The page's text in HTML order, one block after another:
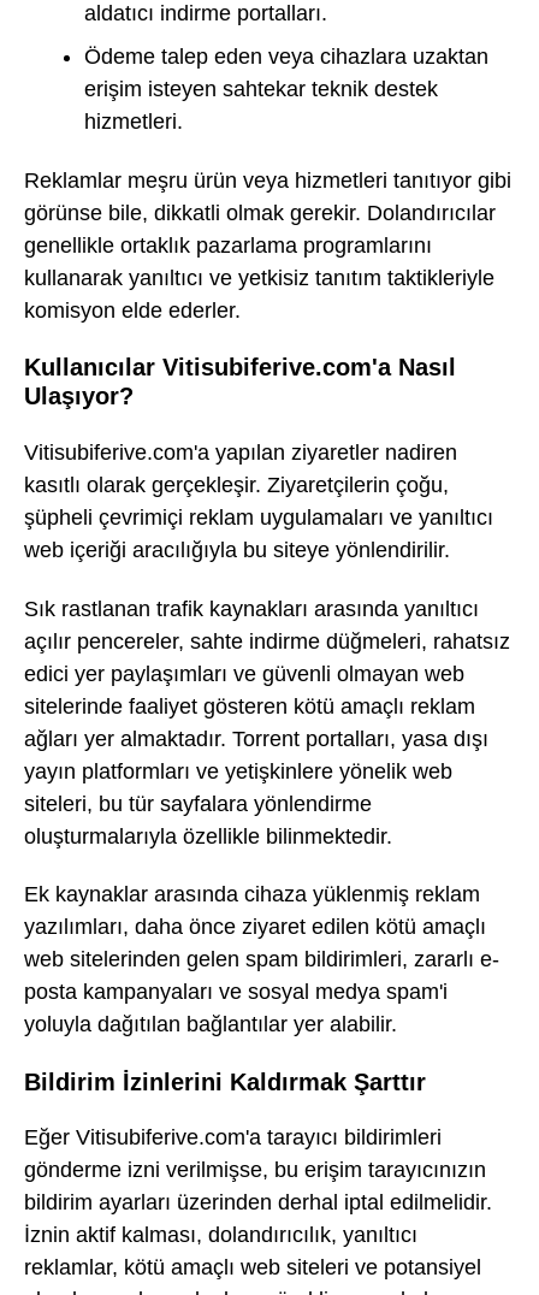
aldatıcı indirme portalları.
Ödeme talep eden veya cihazlara uzaktan
erişim isteyen sahtekar teknik destek
hizmetleri.
Reklamlar meşru ürün veya hizmetleri tanıtıyor gibi
görünse bile, dikkatli olmak gerekir. Dolandırıcılar
genellikle ortaklık pazarlama programlarını
kullanarak yanıltıcı ve yetkisiz tanıtım taktikleriyle
komisyon elde ederler.
Kullanıcılar Vitisubiferive.com'a Nasıl
Ulaşıyor?
Vitisubiferive.com'a yapılan ziyaretler nadiren
kasıtlı olarak gerçekleşir. Ziyaretçilerin çoğu,
şüpheli çevrimiçi reklam uygulamaları ve yanıltıcı
web içeriği aracılığıyla bu siteye yönlendirilir.
Sık rastlanan trafik kaynakları arasında yanıltıcı
açılır pencereler, sahte indirme düğmeleri, rahatsız
edici yer paylaşımları ve güvenli olmayan web
sitelerinde faaliyet gösteren kötü amaçlı reklam
ağları yer almaktadır. Torrent portalları, yasa dışı
yayın platformları ve yetişkinlere yönelik web
siteleri, bu tür sayfalara yönlendirme
oluşturmalarıyla özellikle bilinmektedir.
Ek kaynaklar arasında cihaza yüklenmiş reklam
yazılımları, daha önce ziyaret edilen kötü amaçlı
web sitelerinden gelen spam bildirimleri, zararlı e-
posta kampanyaları ve sosyal medya spam'i
yoluyla dağıtılan bağlantılar yer alabilir.
Bildirim İzinlerini Kaldırmak Şarttır
Eğer Vitisubiferive.com'a tarayıcı bildirimleri
gönderme izni verilmişse, bu erişim tarayıcınızın
bildirim ayarları üzerinden derhal iptal edilmelidir.
İznin aktif kalması, dolandırıcılık, yanıltıcı
reklamlar, kötü amaçlı web siteleri ve potansiyel